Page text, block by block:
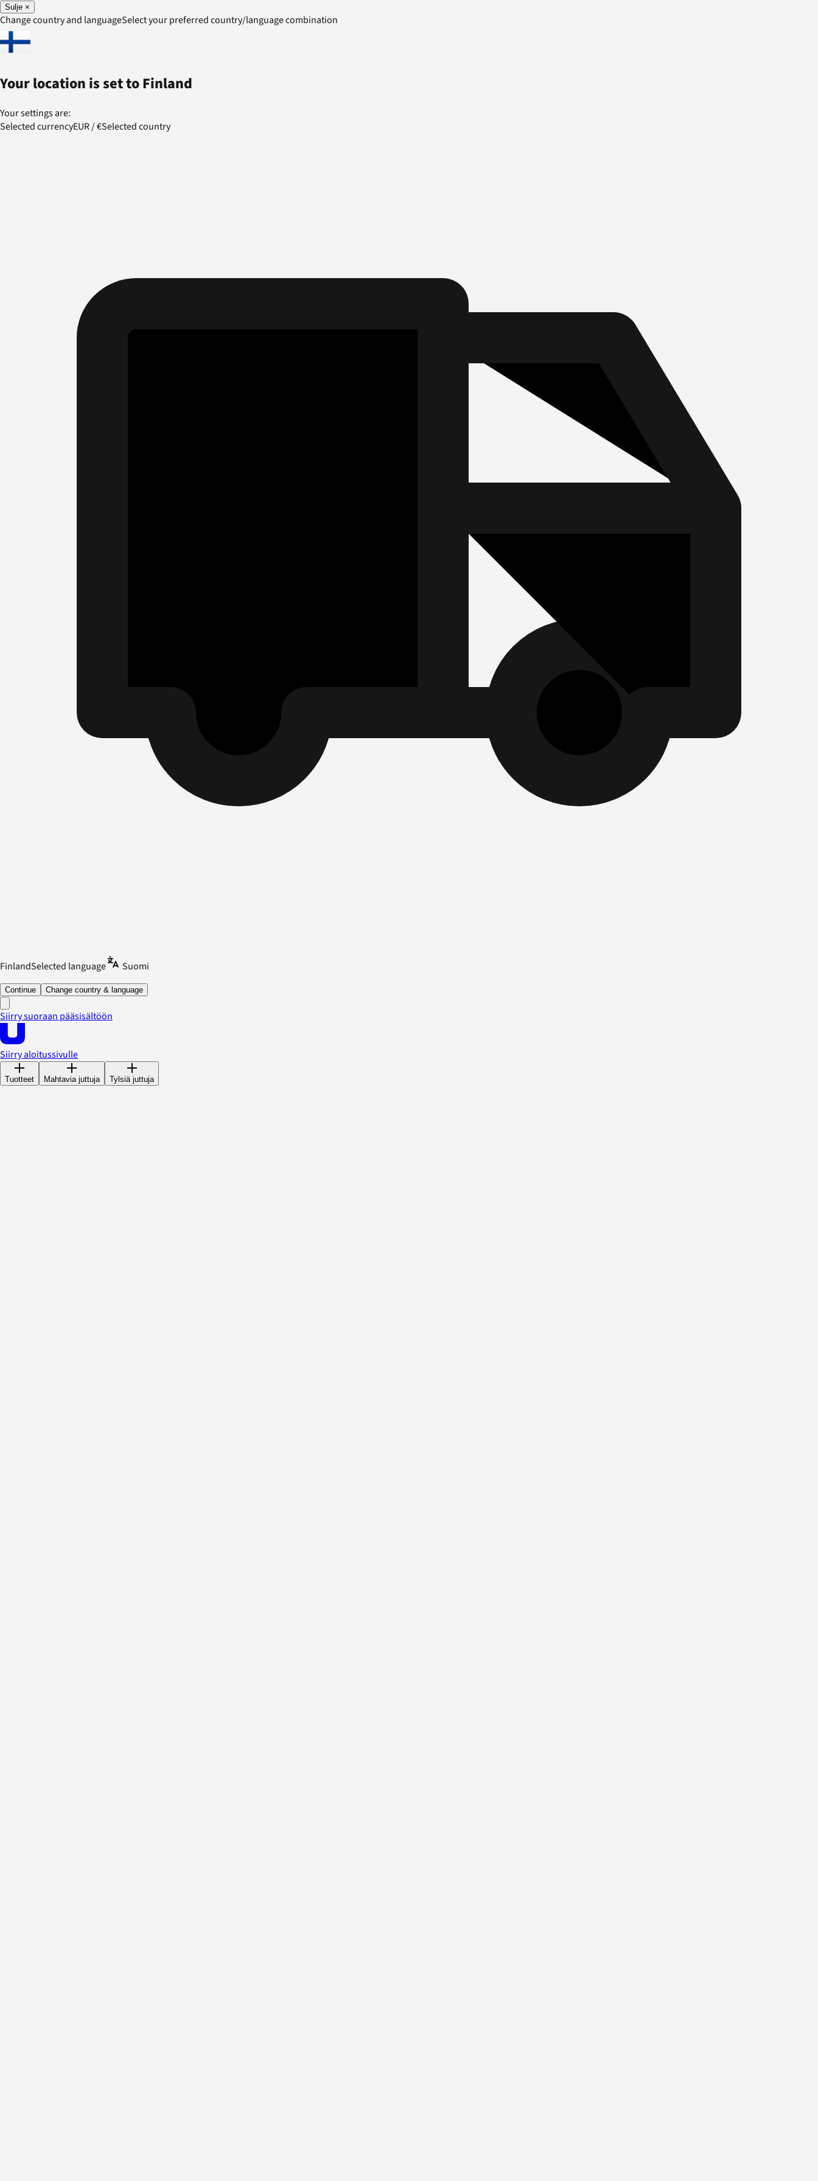
Sulje ×
Change country and languageSelect your preferred country/language combination
Your location is set toFinland
Your settings are:
Selected currencyEUR/€Selected country
FinlandSelected language Suomi
Continue Change country & language
Siirry suoraan pääsisältöön
Siirry aloitussivulle
Tuotteet Mahtavia juttuja Tylsiä juttuja